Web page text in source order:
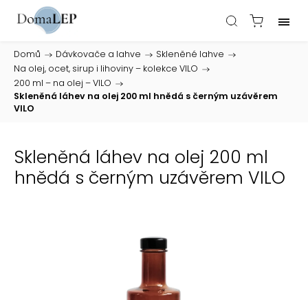
Domů / Dávkovače a lahve / Skleněné lahve /
Na olej, ocet, sirup i lihoviny – kolekce VILO /
200 ml – na olej – VILO /
Skleněná láhev na olej 200 ml hnědá s černým uzávěrem
VILO
Skleněná láhev na olej 200 ml
hnědá s černým uzávěrem VILO